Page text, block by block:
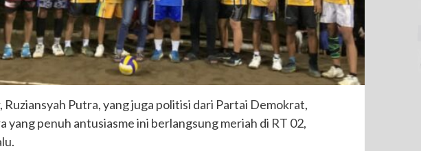
Putra, yang juga politisi dari Partai Demokrat,
penuh antusiasme ini berlangsung meriah di RT 02,